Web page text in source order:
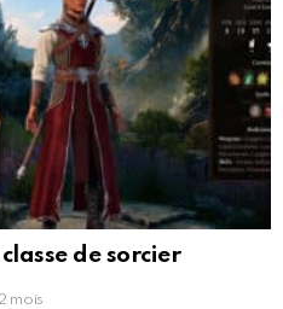
de sorcier
mois